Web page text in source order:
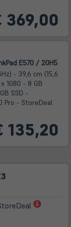
369,00
E570 / 20H5
- 39,6 cm (15,6
1080 - 8 GB
SSD -
Pro - StoreDeal
135,20
(öffnet